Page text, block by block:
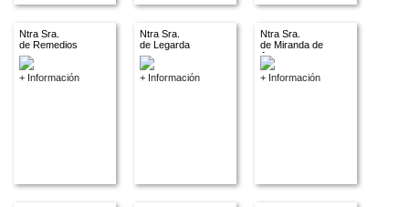
Ntra Sra.
de Remedios
+ Información
Ntra Sra.
de Legarda
+ Información
Ntra Sra.
de Miranda de
Arga
+ Información